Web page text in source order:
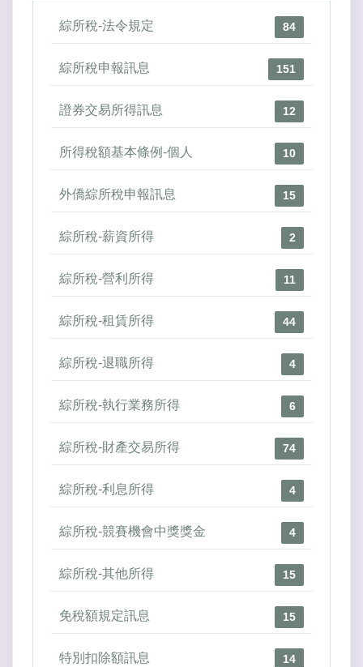
綜所稅-法令規定 84
綜所稅申報訊息 151
證券交易所得訊息 12
所得稅額基本條例-個人 10
外僑綜所稅申報訊息 15
綜所稅-薪資所得 2
綜所稅-營利所得 11
綜所稅-租賃所得 44
綜所稅-退職所得 4
綜所稅-執行業務所得 6
綜所稅-財產交易所得 74
綜所稅-利息所得 4
綜所稅-競賽機會中獎獎金 4
綜所稅-其他所得 15
免稅額規定訊息 15
特別扣除額訊息 14